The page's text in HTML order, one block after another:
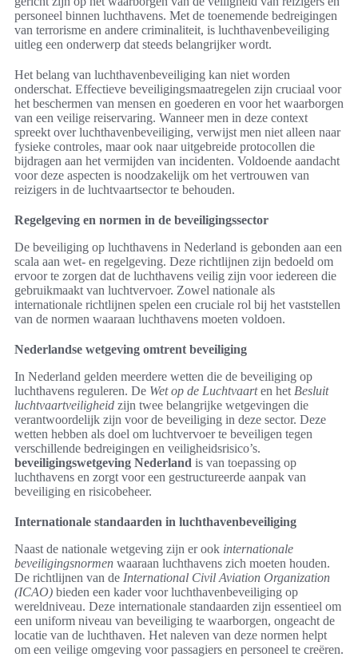
personeel binnen luchthavens. Met de toenemende bedreigingen
van terrorisme en andere criminaliteit, is luchthavenbeveiliging
uitleg een onderwerp dat steeds belangrijker wordt.
Het belang van luchthavenbeveiliging kan niet worden
onderschat. Effectieve beveiligingsmaatregelen zijn cruciaal voor
het beschermen van mensen en goederen en voor het waarborgen
van een veilige reiservaring. Wanneer men in deze context
spreekt over luchthavenbeveiliging, verwijst men niet alleen naar
fysieke controles, maar ook naar uitgebreide protocollen die
bijdragen aan het vermijden van incidenten. Voldoende aandacht
voor deze aspecten is noodzakelijk om het vertrouwen van
reizigers in de luchtvaartsector te behouden.
Regelgeving en normen in de beveiligingssector
De beveiliging op luchthavens in Nederland is gebonden aan een
scala aan wet- en regelgeving. Deze richtlijnen zijn bedoeld om
ervoor te zorgen dat de luchthavens veilig zijn voor iedereen die
gebruikmaakt van luchtvervoer. Zowel nationale als
internationale richtlijnen spelen een cruciale rol bij het vaststellen
van de normen waaraan luchthavens moeten voldoen.
Nederlandse wetgeving omtrent beveiliging
In Nederland gelden meerdere wetten die de beveiliging op
luchthavens reguleren. De Wet op de Luchtvaarten het Besluit
luchtvaartveiligheid zijn twee belangrijke wetgevingen die
verantwoordelijk zijn voor de beveiliging in deze sector. Deze
wetten hebben als doel om luchtvervoer te beveiligen tegen
verschillende bedreigingen en veiligheidsrisico’s.
beveiligingswetgeving Nederland is van toepassing op
luchthavens en zorgt voor een gestructureerde aanpak van
beveiliging en risicobeheer.
Internationale standaarden in luchthavenbeveiliging
Naast de nationale wetgeving zijn er ook internationale
beveiligingsnormen waaraan luchthavens zich moeten houden.
De richtlijnen van de International Civil Aviation Organization
(ICAO) bieden een kader voor luchthavenbeveiliging op
wereldniveau. Deze internationale standaarden zijn essentieel om
een uniform niveau van beveiliging te waarborgen, ongeacht de
locatie van de luchthaven. Het naleven van deze normen helpt
om een veilige omgeving voor passagiers en personeel te creëren.